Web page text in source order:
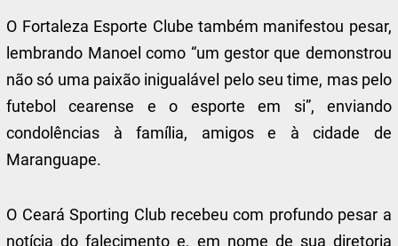
O Fortaleza Esporte Clube também manifestou pesar,
lembrando Manoel como “um gestor que demonstrou
não só uma paixão inigualável pelo seu time, mas pelo
futebol cearense e o esporte em si”, enviando
condolências à família, amigos e à cidade de
Maranguape.
O Ceará Sporting Club recebeu com profundo pesar a
notícia do falecimento e, em nome de sua diretoria